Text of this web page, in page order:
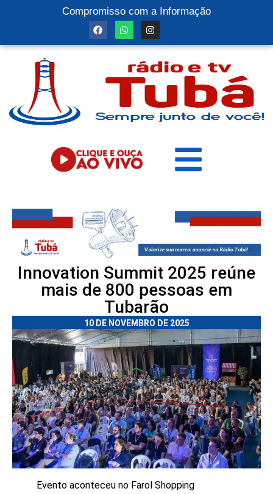
Compromisso com a Informação
Innovation Summit 2025 reúne
mais de 800 pessoas em
Tubarão
10 DE NOVEMBRO DE 2025
Evento aconteceu no Farol Shopping